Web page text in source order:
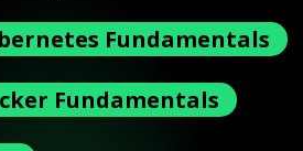
Fundamentals
Fundamentals